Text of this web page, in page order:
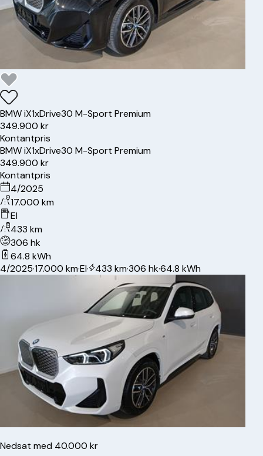
BMWiX1xDrive30 M-Sport Premium
349.900 kr
Kontantpris
BMWiX1xDrive30 M-Sport Premium
349.900 kr
Kontantpris
4/2025
17.000 km
El
433 km
306 hk
64.8 kWh
4/2025·17.000 km·El· 433 km·306 hk·64.8 kWh
Nedsat med 40.000 kr